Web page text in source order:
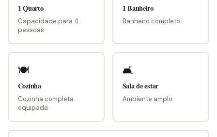
1 Quarto
Capacidade para 4
pessoas
1 Banheiro
Banheiro completo
🍽
Cozinha
Cozinha completa
equipada
🛋
Sala de estar
Ambiente amplo